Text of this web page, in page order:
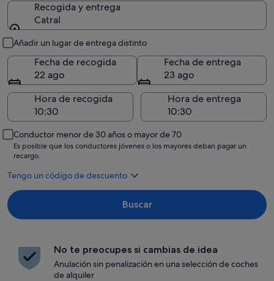
Recogida y entrega
Catral
Añadir un lugar de entrega distinto
Fecha de recogida
22 ago
Fecha de entrega
23 ago
Hora de recogida
Hora de entrega
Conductor menor de 30 años o mayor de 70
Es posible que los conductores jóvenes o los mayores deban pagar un
recargo.
Tengo un código de descuento
Buscar
No te preocupes si cambias de idea
Anulación sin penalización en una selección de coches
de alquiler